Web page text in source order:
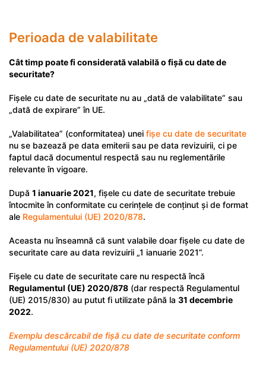
Perioada de valabilitate
Cât timp poate fi considerată valabilă o fișă cu date de
securitate?
Fișele cu date de securitate nu au „dată de valabilitate” sau
„dată de expirare” în UE.
„Valabilitatea” (conformitatea) unei fișe cu date de securitate
nu se bazează pe data emiterii sau pe data revizuirii, ci pe
faptul dacă documentul respectă sau nu reglementările
relevante în vigoare.
După 1 ianuarie 2021, fișele cu date de securitate trebuie
întocmite în conformitate cu cerințele de conținut și de format
ale Regulamentului (UE) 2020/878.
Aceasta nu înseamnă că sunt valabile doar fișele cu date de
securitate care au data revizuirii „1 ianuarie 2021”.
Fișele cu date de securitate care nu respectă încă
Regulamentul (UE) 2020/878 (dar respectă Regulamentul
(UE) 2015/830) au putut fi utilizate până la 31 decembrie
2022.
Exemplu descărcabil de fișă cu date de securitate conform
Regulamentului (UE) 2020/878